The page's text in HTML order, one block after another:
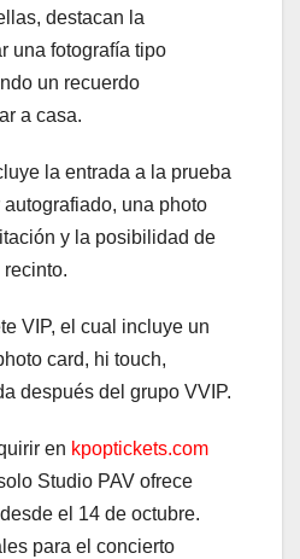
destacan la
una fotografía tipo
un recuerdo
a casa.
la entrada a la prueba
una photo
y la posibilidad de
VIP, el cual incluye un
card, hi touch,
después del grupo VVIP.
en kpoptickets.com
Studio PAV ofrece
el 14 de octubre.
para el concierto